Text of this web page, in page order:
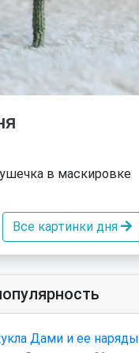
в маскировке
Все картинки дня
Дами и ее наряды